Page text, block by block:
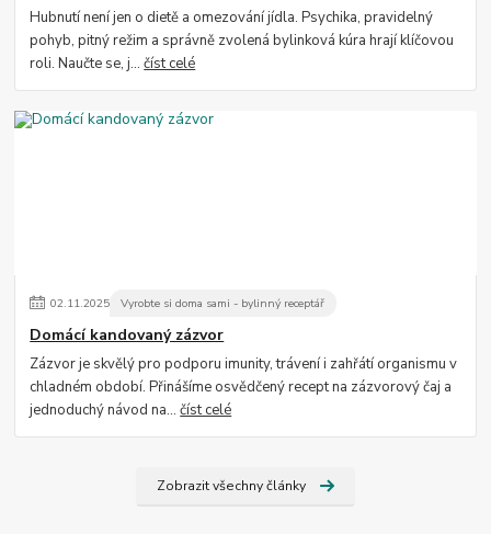
Hubnutí není jen o dietě a omezování jídla. Psychika, pravidelný
pohyb, pitný režim a správně zvolená bylinková kúra hrají klíčovou
roli. Naučte se, j...číst celé
02.11.2025 Vyrobte si doma sami - bylinný receptář
Domácí kandovaný zázvor
Zázvor je skvělý pro podporu imunity, trávení i zahřátí organismu v
chladném období. Přinášíme osvědčený recept na zázvorový čaj a
jednoduchý návod na...číst celé
Zobrazit všechny články